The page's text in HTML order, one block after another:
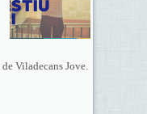
Viladecans Jove.